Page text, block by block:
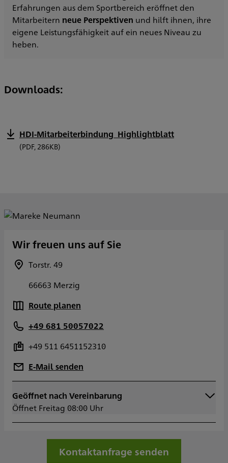
Erfahrungen aus dem Sportbereich eröffnet den
Mitarbeitern neue Perspektiven und hilft ihnen, ihre
eigene Leistungsfähigkeit auf ein neues Niveau zu
heben.
Downloads:
HDI-Mitarbeiterbindung_Highlightblatt
(PDF, 286KB)
Wir freuen uns auf Sie
Torstr. 49
66663 Merzig
Route planen
+49 681 50057022
+49 511 6451152310
E-Mail senden
Geöffnet nach Vereinbarung
Öffnet Freitag 08:00 Uhr
Montag
Dienstag
Mittwoch
08:00 - 18:00
Kontaktanfrage senden